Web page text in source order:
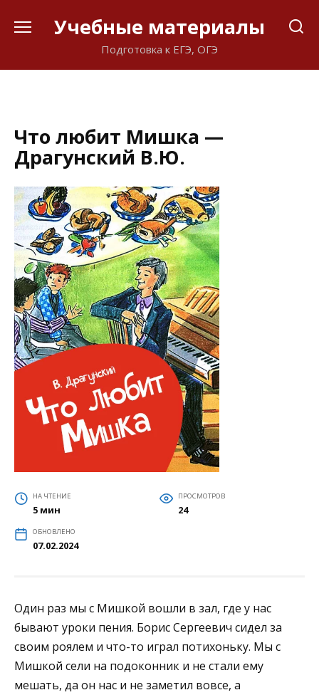
Учебные материалы
Подготовка к ЕГЭ, ОГЭ
Что любит Мишка —
Драгунский В.Ю.
НА ЧТЕНИЕ
5 мин
ПРОСМОТРОВ
24
ОБНОВЛЕНО
07.02.2024
Один раз мы с Мишкой вошли в зал, где у нас
бывают уроки пения. Борис Сергеевич сидел за
своим роялем и что-то играл потихоньку. Мы с
Мишкой сели на подоконник и не стали ему
мешать, да он нас и не заметил вовсе, а